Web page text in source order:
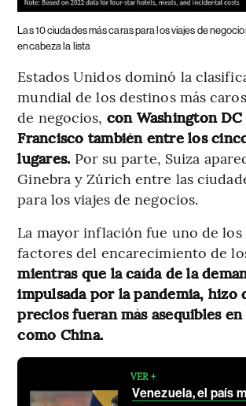
Las 10 ciudades más caras para los viajes de
encabeza la lista
Estados Unidos dominó la
mundial de los destinos más
de negocios, con Washington DC
Francisco también entre los
lugares. Por su parte, Suiza
Ginebra y Zúrich entre las
para los viajes de negocios.
La mayor inflación fue uno de
factores del encarecimiento de
mientras que la caída de la
impulsada por la pandemia, hizo
precios fueran más asequibles
como China.
VER +
Venezuela, el país